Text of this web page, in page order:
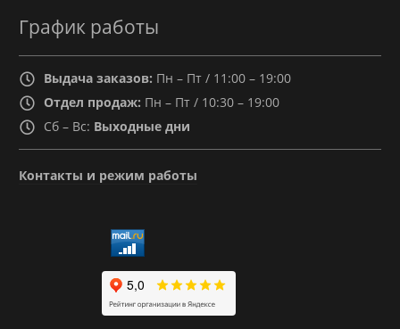
График работы
Выдача заказов: Пн – Пт / 11:00 – 19:00
Отдел продаж: Пн – Пт / 10:30 – 19:00
Сб – Вс: Выходные дни
Контакты и режим работы